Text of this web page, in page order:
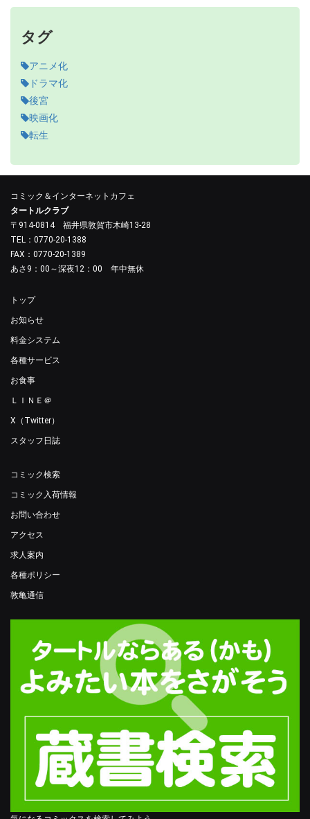
タグ
アニメ化
ドラマ化
後宮
映画化
転生
コミック＆インターネットカフェ
タートルクラブ
〒914-0814 福井県敦賀市木崎13-28
TEL：0770-20-1388
FAX：0770-20-1389
あさ9：00～深夜12：00 年中無休
トップ
お知らせ
料金システム
各種サービス
お食事
ＬＩＮＥ＠
X（Twitter）
スタッフ日誌
コミック検索
コミック入荷情報
お問い合わせ
アクセス
求人案内
各種ポリシー
敦亀通信